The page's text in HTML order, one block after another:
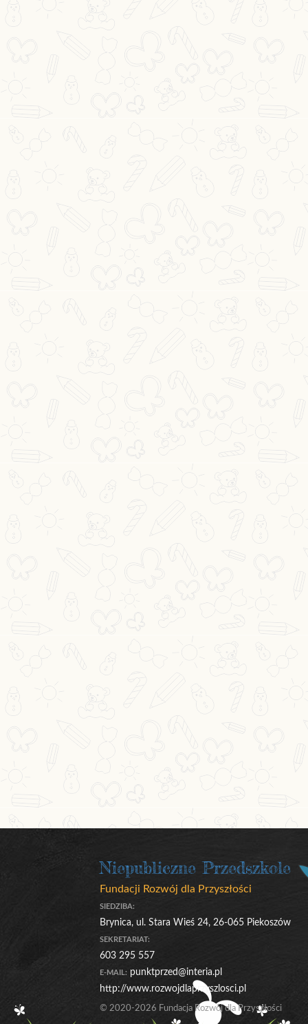
Niepubliczne Przedszkole
Fundacji Rozwój dla Przyszłości
SIEDZIBA:
Brynica, ul. Stara Wieś 24, 26-065 Piekoszów
SEKRETARIAT:
603 295 557
E-MAIL: punktprzed@interia.pl
http://www.rozwojdlaprzyszlosci.pl
© 2020-2026 Fundacja Rozwój dla Przyszłości